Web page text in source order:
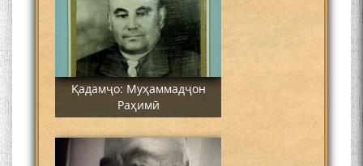
Қадамҷо: Муҳаммадҷон
Раҳимӣ